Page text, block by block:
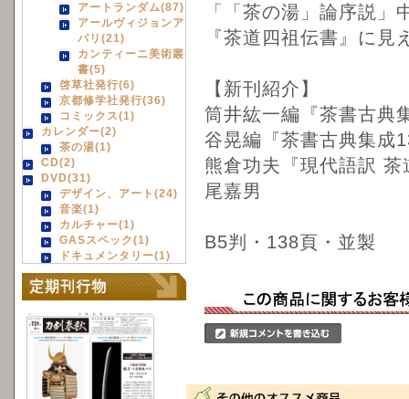
アートランダム(87)
アールヴィジョンア
パリ(21)
カンティーニ美術叢
書(5)
啓草社発行(6)
京都修学社発行(36)
コミックス(1)
カレンダー(2)
茶の湯(1)
CD(2)
DVD(31)
デザイン、アート(24)
音楽(1)
カルチャー(1)
GASスペック(1)
ドキュメンタリー(1)
「「茶の湯」論序説」
『茶道四祖伝書』に
【新刊紹介】
筒井紘一編『茶書古典
谷晃編『茶書古典集成
熊倉功夫『現代語訳
尾嘉男
B5判・138頁・並製